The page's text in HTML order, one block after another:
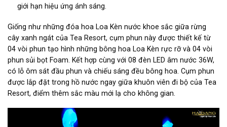
giới hạn hiệu ứng ánh sáng.
Giống như những đóa hoa Loa Kèn nước khoe sắc giữa rừng
cây xanh ngát của Tea Resort, cụm phun này được thiết kế từ
04 vòi phun tạo hình những bông hoa Loa Kèn rực rỡ và 04 vòi
phun sủi bọt Foam. Kết hợp cùng với 08 đèn LED âm nước 36W,
có lỗ ôm sát đầu phun và chiếu sáng đều bông hoa. Cụm phun
được lắp đặt trong hồ nước ngay giữa khuôn viên đi bộ của Tea
Resort, điểm thêm sắc màu mới lạ cho không gian.